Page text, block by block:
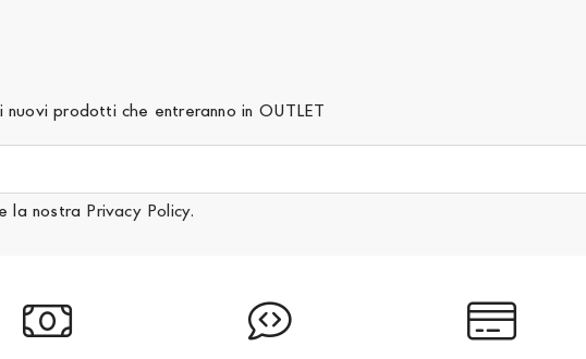
prodotti che entreranno in OUTLET
e la nostra Privacy Policy.